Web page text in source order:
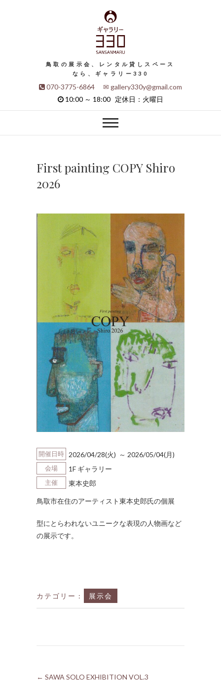
鳥取の展示会、レンタル貸しスペース
なら、ギャラリー330
070-3775-6864 ✉ gallery330y@gmail.com
10:00 ～ 18:00 定休日：火曜日
First painting COPY Shiro
2026
開催日時 2026/04/28(火) ～ 2026/05/04(月)
会場 1F ギャラリー
主催 東本史郎
鳥取市在住のアーティスト東本史郎氏の個展
型にとらわれないユニークな表現の人物画など
の展示です。
カテゴリー : 展示会
← SAWA SOLO EXHIBITION VOL.3